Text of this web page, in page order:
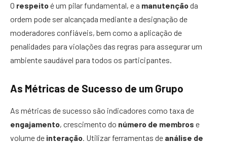
O respeitoé um pilar fundamental, e a manutençãoda
ordem pode ser alcançada mediante a designação de
moderadores confiáveis, bem como a aplicação de
penalidades para violações das regras para assegurar um
ambiente saudável para todos os participantes.
As Métricas de Sucesso de um Grupo
As métricas de sucesso são indicadores como taxa de
engajamento, crescimento do número de membros e
volume de interação. Utilizar ferramentas de análise de